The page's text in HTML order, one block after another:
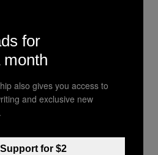
IMAGES
to Send a
Drone Into Caves
for
month
also gives you access to
and exclusive new
Support for $2